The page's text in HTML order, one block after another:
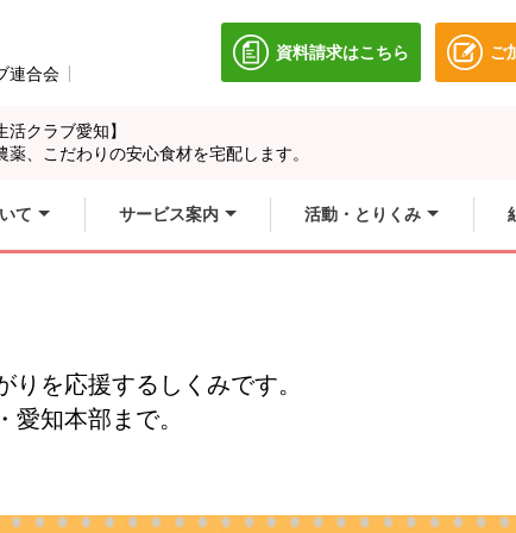
連合会 別のウィンドウで開きます。
資料請求はこちら
別のウィンドウで開きま
ご
クラブ愛知】
薬、こだわりの安心食材を宅配します。
て サービス案内 活動・とりくみ
を応援するしくみです。
知本部まで。